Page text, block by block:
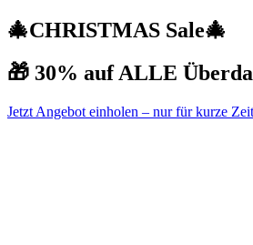
🎄CHRISTMAS Sale🎄
🎁 30% auf ALLE
Jetzt Angebot einholen – nur für kurze